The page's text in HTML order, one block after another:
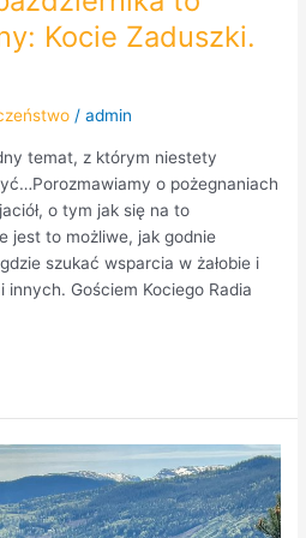
Kocie Zaduszki.
/admin
temat, z którym niestety
o pożegnaniach
o tym jak się na to
jest to możliwe, jak godnie
szukać wsparcia w żałobie i
Gościem Kociego Radia